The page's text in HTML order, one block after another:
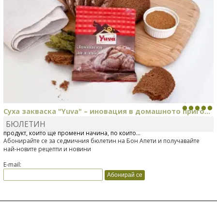
Суха закваска "Yuva" – иновация в домашното приго...
Отскоро Лесафр България стартира предлагането на изцяло нов
продукт, който ще промени начина, по който...
БЮЛЕТИН
Абонирайте се за седмичния бюлетин на Бон Апети и получавайте
най-новите рецепти и новини
E-mail: